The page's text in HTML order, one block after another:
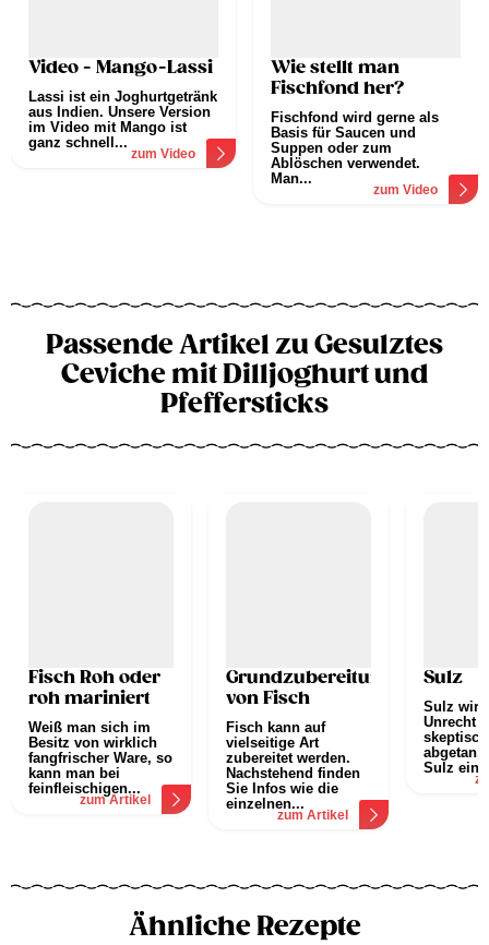
Video - Mango-Lassi
Lassi ist ein Joghurtgetränk
aus Indien. Unsere Version
im Video mit Mango ist
ganz schnell...
zum Video
Wie stellt man
Fischfond her?
Fischfond wird gerne als
Basis für Saucen und
Suppen oder zum
Ablöschen verwendet.
Man...
zum Video
Passende Artikel zu Gesulztes
Ceviche mit Dilljoghurt und
Pfeffersticks
Fisch Roh oder
roh mariniert
Weiß man sich im
Besitz von wirklich
fangfrischer Ware, so
kann man bei
feinfleischigen...
zum Artikel
Grundzubereitungsarten
von Fisch
Fisch kann auf
vielseitige Art
zubereitet werden.
Nachstehend finden
Sie Infos wie die
einzelnen...
zum Artikel
Sulz
Sulz
Unrecht
abgetan.
Sulz
Ähnliche Rezepte